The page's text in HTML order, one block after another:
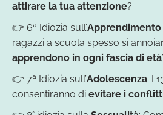
attirare la tua attenzione?
👉 6ª Idiozia sull’Apprendimento
ragazzi a scuola spesso si
apprendono in ogni fascia di età
👉 7ª Idiozia sull’Adolescenza: I
consentiranno di evitare i